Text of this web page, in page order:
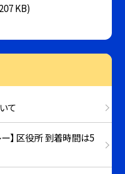
KB)
て
】 区役所 到着時間は5